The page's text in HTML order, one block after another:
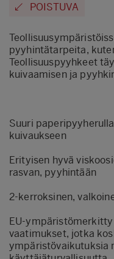
POISTUVA
pyyhintätarpeita,
Teollisuuspyyhkeet
kuivaamisen ja
Suuri
kuivaukseen
Erityisen hyvä
rasvan, pyyhintään
2-kerroksinen,
EU-
vaatimukset, jotka
ympäristövaikutuksia